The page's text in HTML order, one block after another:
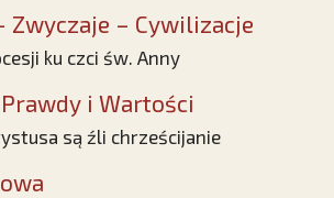
Zwyczaje – Cywilizacje
ku czci św. Anny
i Wartości
są źli chrześcijanie